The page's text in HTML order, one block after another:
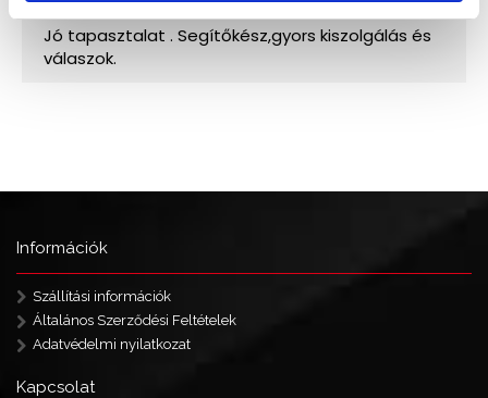
Információk
Szállítási információk
Általános Szerződési Feltételek
Adatvédelmi nyilatkozat
Kapcsolat